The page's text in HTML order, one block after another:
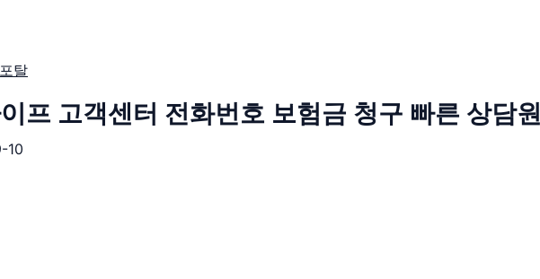
탈
프 고객센터 전화번호 보험금 청구 빠른 상담
10